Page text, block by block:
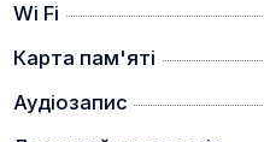
Wi Fi
Карта пам'яті
Аудіозапис